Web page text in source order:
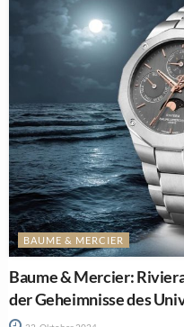
BAUME & MERCIER
Baume & Mercier:
der Geheimnisse des